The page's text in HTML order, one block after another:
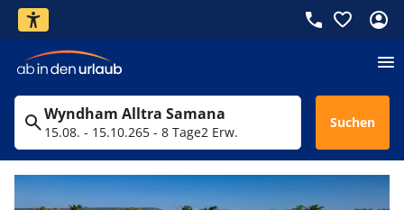
Wyndham Alltra Samana
15.08. - 15.10.265 - 8 Tage2 Erw.
Suchen